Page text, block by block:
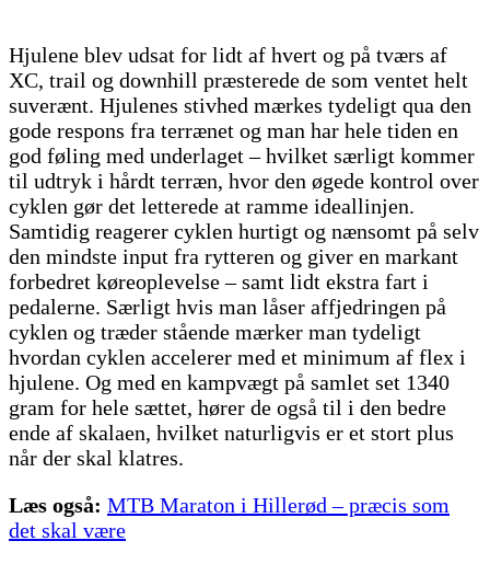
Hjulene blev udsat for lidt af hvert og på tværs af
XC, trail og downhill præsterede de som ventet helt
suverænt. Hjulenes stivhed mærkes tydeligt qua den
gode respons fra terrænet og man har hele tiden en
god føling med underlaget – hvilket særligt kommer
til udtryk i hårdt terræn, hvor den øgede kontrol over
cyklen gør det letterede at ramme ideallinjen.
Samtidig reagerer cyklen hurtigt og nænsomt på selv
den mindste input fra rytteren og giver en markant
forbedret køreoplevelse – samt lidt ekstra fart i
pedalerne. Særligt hvis man låser affjedringen på
cyklen og træder stående mærker man tydeligt
hvordan cyklen accelerer med et minimum af flex i
hjulene. Og med en kampvægt på samlet set 1340
gram for hele sættet, hører de også til i den bedre
ende af skalaen, hvilket naturligvis er et stort plus
når der skal klatres.
Læs også: MTB Maraton i Hillerød – præcis som
det skal være